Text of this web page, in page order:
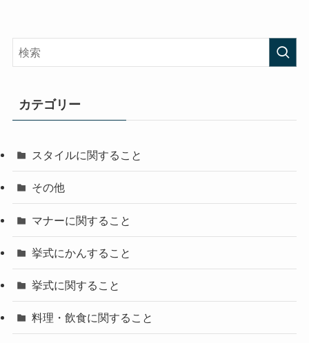
カテゴリー
スタイルに関すること
その他
マナーに関すること
挙式にかんすること
挙式に関すること
料理・飲食に関すること